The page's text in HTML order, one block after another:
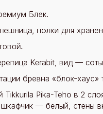
Блек.
полки для
Kerabit, вид —
бревна «блок-
Tikkurila Pika-Teho в 2
— белый, стены